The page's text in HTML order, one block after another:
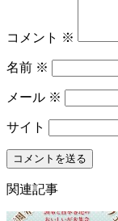
コメント ※
名前 ※
メール ※
サイト
関連記事